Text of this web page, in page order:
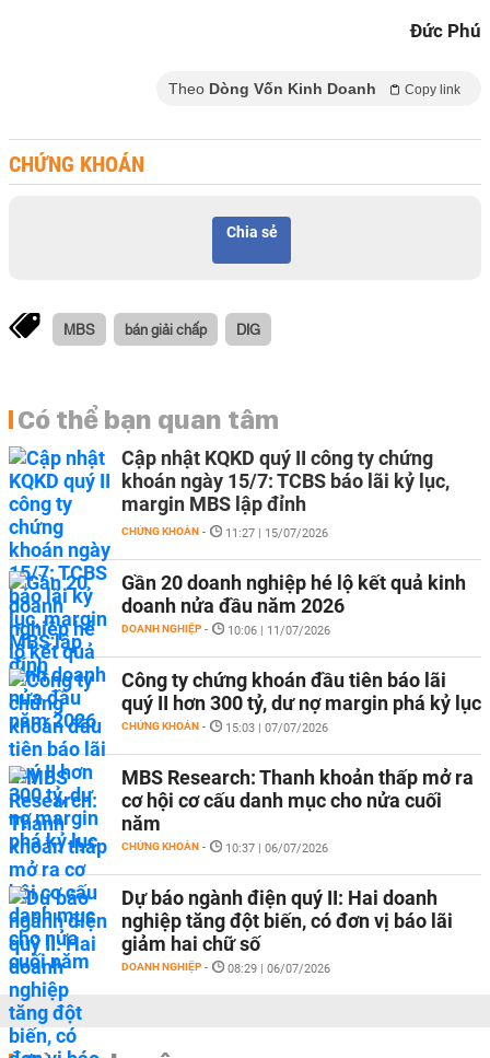
Đức Phú
Theo Dòng Vốn Kinh Doanh Copy link
CHỨNG KHOÁN
Chia sẻ
MBS bán giải chấp DIG
Có thể bạn quan tâm
Cập nhật KQKD quý II công ty chứng
khoán ngày 15/7: TCBS báo lãi kỷ lục,
margin MBS lập đỉnh
CHỨNG KHOÁN - 11:27 | 15/07/2026
Gần 20 doanh nghiệp hé lộ kết quả kinh
doanh nửa đầu năm 2026
DOANH NGHIỆP - 10:06 | 11/07/2026
Công ty chứng khoán đầu tiên báo lãi
quý II hơn 300 tỷ, dư nợ margin phá kỷ lục
CHỨNG KHOÁN - 15:03 | 07/07/2026
MBS Research: Thanh khoản thấp mở ra
cơ hội cơ cấu danh mục cho nửa cuối
năm
CHỨNG KHOÁN - 10:37 | 06/07/2026
Dự báo ngành điện quý II: Hai doanh
nghiệp tăng đột biến, có đơn vị báo lãi
giảm hai chữ số
DOANH NGHIỆP - 08:29 | 06/07/2026